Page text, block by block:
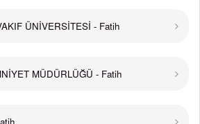
ÜNİVERSİTESİ - Fatih
MÜDÜRLÜĞÜ - Fatih